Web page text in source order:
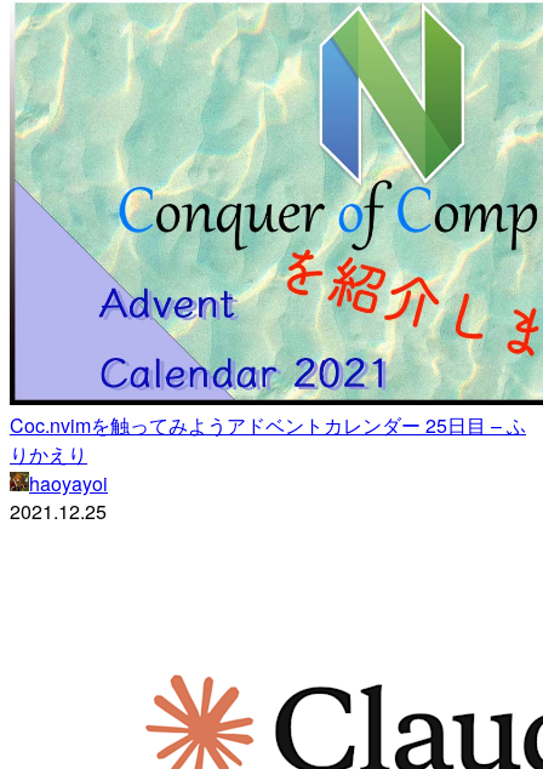
Coc.nvimを触ってみようアドベントカレンダー 25日目 – ふ
りかえり
haoyayoi
2021.12.25